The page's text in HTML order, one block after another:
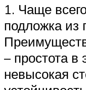
1. Чаще
подложка из
– простота в
невысокая